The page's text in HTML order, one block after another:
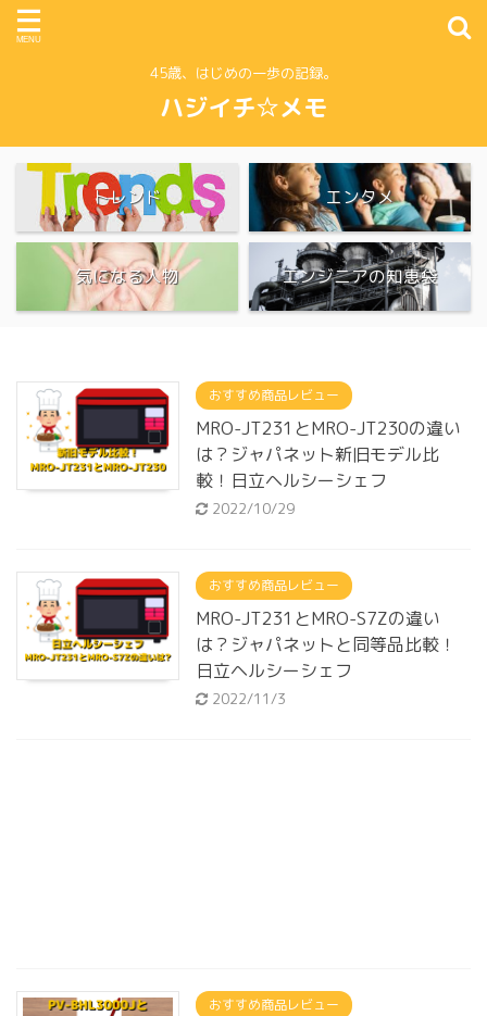
45歳、はじめの一歩の記録。
ハジイチ☆メモ
トレンド エンタメ
気になる人物 エンジニアの知恵袋
おすすめ商品レビュー
MRO-JT231とMRO-JT230の違い
は？ジャパネット新旧モデル比
較！日立ヘルシーシェフ
2022/10/29
おすすめ商品レビュー
MRO-JT231とMRO-S7Zの違い
は？ジャパネットと同等品比較！
日立ヘルシーシェフ
2022/11/3
おすすめ商品レビュー